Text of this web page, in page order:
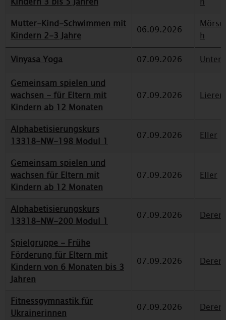
Mutter-Kind-Schwimmen mit
Kindern 2-3 Jahre
06.09.2026
h
Vinyasa Yoga
07.09.2026
Gemeinsam spielen und
wachsen - für Eltern mit
Kindern ab 12 Monaten
07.09.2026
Alphabetisierungskurs
13318-NW-198 Modul 1
07.09.2026 Eller
Gemeinsam spielen und
wachsen für Eltern mit
Kindern ab 12 Monaten
07.09.2026 Eller
Alphabetisierungskurs
13318-NW-200 Modul 1
07.09.2026
Spielgruppe - Frühe
Förderung für Eltern mit
Kindern von 6 Monaten bis 3
Jahren
07.09.2026
Fitnessgymnastik für
Ukrainerinnen
07.09.2026